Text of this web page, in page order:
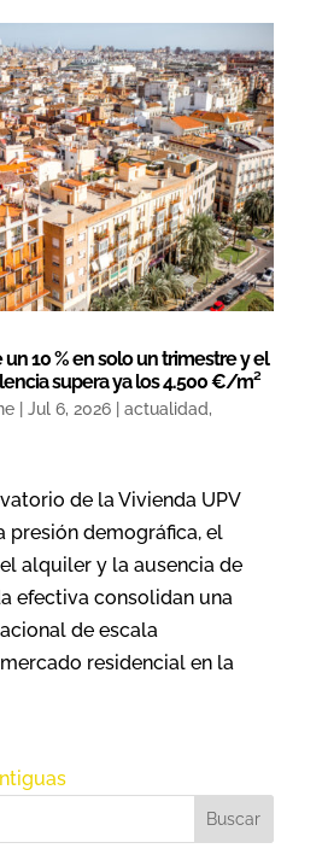
10 % en solo un trimestre y el
supera ya los 4.500 €/m²
| Jul 6, 2026| actualidad,
de la Vivienda UPV
presión demográfica, el
alquiler y la ausencia de
efectiva consolidan una
de escala
residencial en la
Buscar